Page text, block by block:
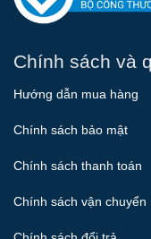
Chính sách và
Hướng dẫn mua hàng
Chính sách bảo mật
Chính sách thanh toán
Chính sách vận chuyển